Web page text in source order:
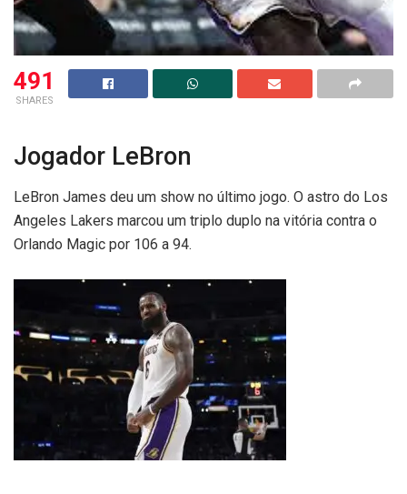
491
SHARES
Jogador LeBron
LeBron James deu um show no último jogo. O astro do Los
Angeles Lakers marcou um triplo duplo na vitória contra o
Orlando Magic por 106 a 94.